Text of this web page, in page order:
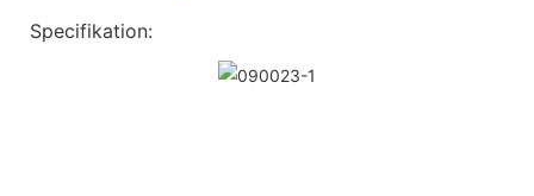
Specifikation: